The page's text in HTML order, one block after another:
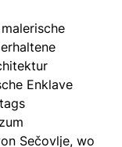
Enklave
Sečovlje, wo